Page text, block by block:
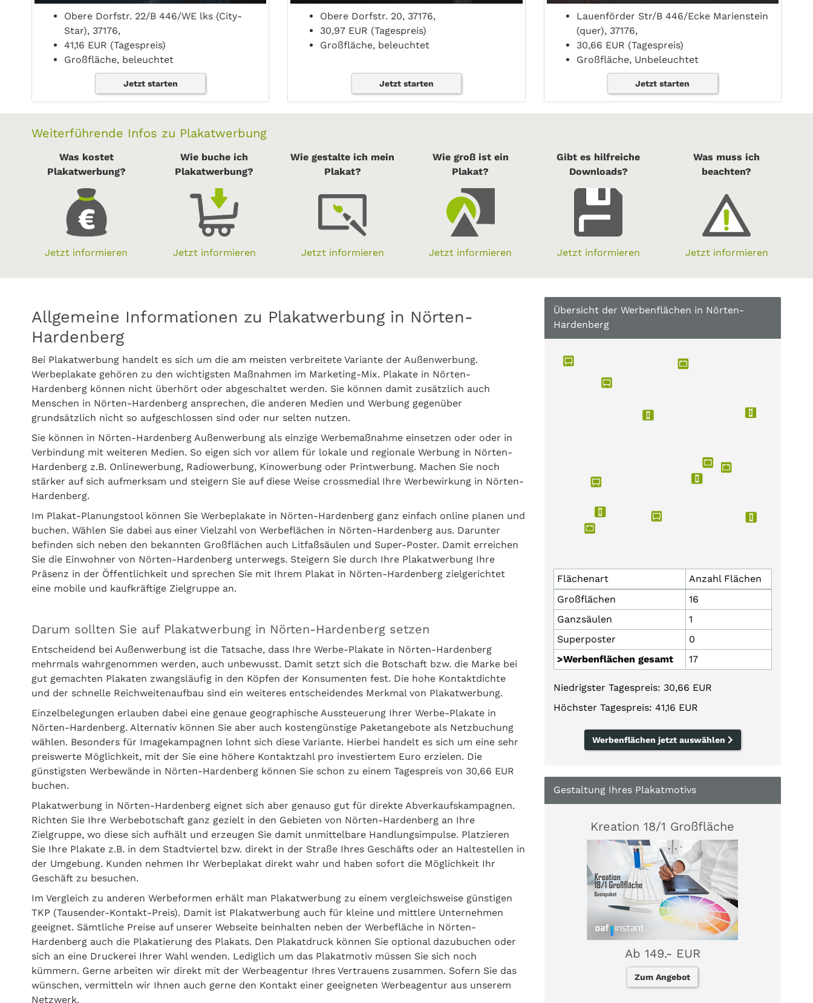
Obere Dorfstr. 22/B 446/WE lks (City-
Star), 37176,
41,16 EUR (Tagespreis)
Großfläche, beleuchtet
Jetzt starten
Obere Dorfstr. 20, 37176,
30,97 EUR (Tagespreis)
Großfläche, beleuchtet
Jetzt starten
Lauenförder Str/B 446/Ecke Marienstein
(quer), 37176,
30,66 EUR (Tagespreis)
Großfläche, Unbeleuchtet
Jetzt starten
Weiterführende Infos zu Plakatwerbung
Was kostet
Plakatwerbung?
Jetzt informieren
Wie buche ich
Plakatwerbung?
Jetzt informieren
Wie gestalte ich mein
Plakat?
Jetzt informieren
Wie groß ist ein
Plakat?
Jetzt informieren
Gibt es hilfreiche
Downloads?
Jetzt informieren
Was muss ich
beachten?
Jetzt informieren
Allgemeine Informationen zu Plakatwerbung in Nörten-
Hardenberg
Bei Plakatwerbung handelt es sich um die am meisten verbreitete Variante der Außenwerbung.
Werbeplakate gehören zu den wichtigsten Maßnahmen im Marketing-Mix. Plakate in Nörten-
Hardenberg können nicht überhört oder abgeschaltet werden. Sie können damit zusätzlich auch
Menschen in Nörten-Hardenberg ansprechen, die anderen Medien und Werbung gegenüber
grundsätzlich nicht so aufgeschlossen sind oder nur selten nutzen.
Sie können in Nörten-Hardenberg Außenwerbung als einzige Werbemaßnahme einsetzen oder oder in
Verbindung mit weiteren Medien. So eigen sich vor allem für lokale und regionale Werbung in Nörten-
Hardenberg z.B. Onlinewerbung, Radiowerbung, Kinowerbung oder Printwerbung. Machen Sie noch
stärker auf sich aufmerksam und steigern Sie auf diese Weise crossmedial Ihre Werbewirkung in Nörten-
Hardenberg.
Im Plakat-Planungstool können Sie Werbeplakate in Nörten-Hardenberg ganz einfach online planen und
buchen. Wählen Sie dabei aus einer Vielzahl von Werbeflächen in Nörten-Hardenberg aus. Darunter
befinden sich neben den bekannten Großflächen auch Litfaßsäulen und Super-Poster. Damit erreichen
Sie die Einwohner von Nörten-Hardenberg unterwegs. Steigern Sie durch Ihre Plakatwerbung Ihre
Präsenz in der Öffentlichkeit und sprechen Sie mit Ihrem Plakat in Nörten-Hardenberg zielgerichtet
eine mobile und kaufkräftige Zielgruppe an.
Darum sollten Sie auf Plakatwerbung in Nörten-Hardenberg setzen
Entscheidend bei Außenwerbung ist die Tatsache, dass Ihre Werbe-Plakate in Nörten-Hardenberg
mehrmals wahrgenommen werden, auch unbewusst. Damit setzt sich die Botschaft bzw. die Marke bei
gut gemachten Plakaten zwangsläufig in den Köpfen der Konsumenten fest. Die hohe Kontaktdichte
und der schnelle Reichweitenaufbau sind ein weiteres entscheidendes Merkmal von Plakatwerbung.
Einzelbelegungen erlauben dabei eine genaue geographische Aussteuerung Ihrer Werbe-Plakate in
Nörten-Hardenberg. Alternativ können Sie aber auch kostengünstige Paketangebote als Netzbuchung
wählen. Besonders für Imagekampagnen lohnt sich diese Variante. Hierbei handelt es sich um eine sehr
preiswerte Möglichkeit, mit der Sie eine höhere Kontaktzahl pro investiertem Euro erzielen. Die
günstigsten Werbewände in Nörten-Hardenberg können Sie schon zu einem Tagespreis von 30,66 EUR
buchen.
Plakatwerbung in Nörten-Hardenberg eignet sich aber genauso gut für direkte Abverkaufskampagnen.
Richten Sie Ihre Werbebotschaft ganz gezielt in den Gebieten von Nörten-Hardenberg an Ihre
Zielgruppe, wo diese sich aufhält und erzeugen Sie damit unmittelbare Handlungsimpulse. Platzieren
Sie Ihre Plakate z.B. in dem Stadtviertel bzw. direkt in der Straße Ihres Geschäfts oder an Haltestellen in
der Umgebung. Kunden nehmen Ihr Werbeplakat direkt wahr und haben sofort die Möglichkeit Ihr
Geschäft zu besuchen.
Im Vergleich zu anderen Werbeformen erhält man Plakatwerbung zu einem vergleichsweise günstigen
TKP (Tausender-Kontakt-Preis). Damit ist Plakatwerbung auch für kleine und mittlere Unternehmen
geeignet. Sämtliche Preise auf unserer Webseite beinhalten neben der Werbefläche in Nörten-
Hardenberg auch die Plakatierung des Plakats. Den Plakatdruck können Sie optional dazubuchen oder
sich an eine Druckerei Ihrer Wahl wenden. Lediglich um das Plakatmotiv müssen Sie sich noch
kümmern. Gerne arbeiten wir direkt mit der Werbeagentur Ihres Vertrauens zusammen. Sofern Sie das
wünschen, vermitteln wir Ihnen auch gerne den Kontakt einer geeigneten Werbeagentur aus unserem
Netzwerk.
Übersicht der Werbenflächen in Nörten-
Hardenberg
Flächenart
Anzahl Flächen
Großflächen
16
Ganzsäulen
1
Superposter
0
>Werbenflächen gesamt
17
Niedrigster Tagespreis: 30,66 EUR
Höchster Tagespreis: 41,16 EUR
Werbenflächen jetzt auswählen
Gestaltung Ihres Plakatmotivs
Kreation 18/1 Großfläche
Ab 149.- EUR
Zum Angebot